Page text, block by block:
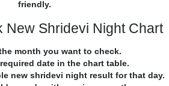
friendly.
New Shridevi Night Chart
month you want to check.
date in the chart table.
new shridevi night result for that day.